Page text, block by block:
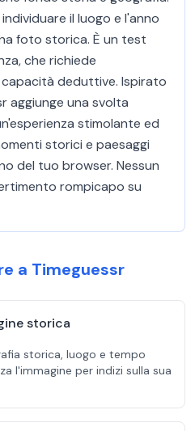
il luogo e l'anno
foto storica. È un test
che richiede
deduttive. Ispirato
aggiunge una svolta
stimolante ed
storici e paesaggi
del tuo browser. Nessun
rompicapo su
a Timeguessr
storica
storica, luogo e tempo
l'immagine per indizi sulla sua